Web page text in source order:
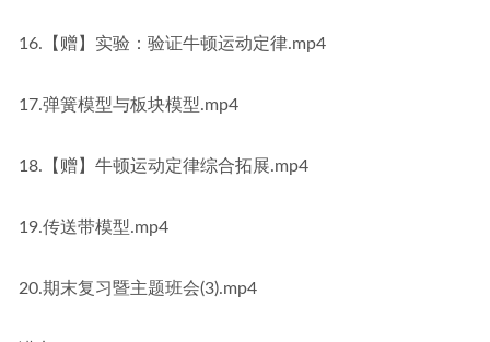
16.【赠】实验：验证牛顿运动定律.mp4
17.弹簧模型与板块模型.mp4
18.【赠】牛顿运动定律综合拓展.mp4
19.传送带模型.mp4
20.期末复习暨主题班会(3).mp4